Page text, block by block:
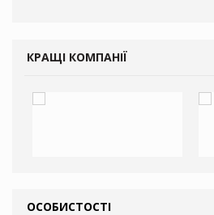
КРАЩІ КОМПАНІЇ
ОСОБИСТОСТІ